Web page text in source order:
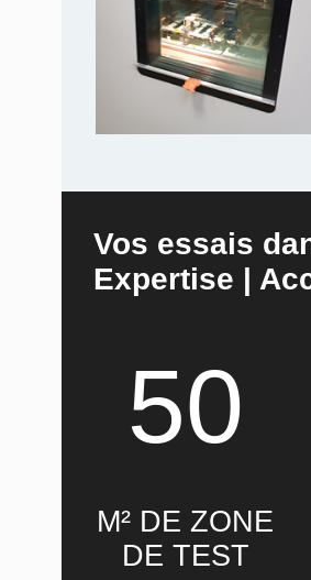
Vos essais
Expertise |
50
M² DE ZONE
DE TEST